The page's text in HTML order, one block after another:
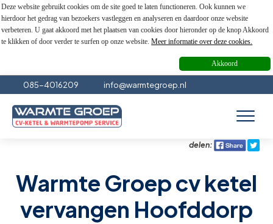
Deze website gebruikt cookies om de site goed te laten functioneren. Ook kunnen we
hierdoor het gedrag van bezoekers vastleggen en analyseren en daardoor onze website
verbeteren. U gaat akkoord met het plaatsen van cookies door hieronder op de knop Akkoord
te klikken of door verder te surfen op onze website.Meer informatie over deze cookies.
Akkoord
085-4016209 info@warmtegroep.nl
delen:
Warmte Groep cv ketel
vervangen Hoofddorp